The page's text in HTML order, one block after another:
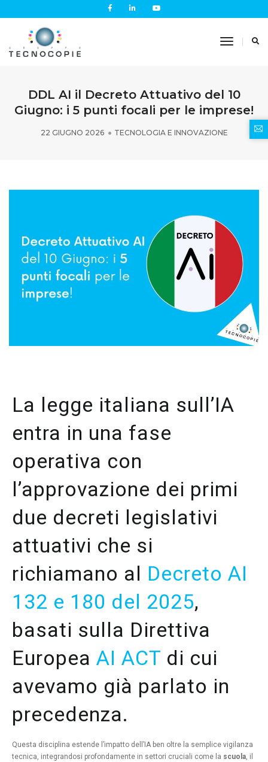
Toggle
DDL AI il Decreto Attuativo del 10
Giugno: i 5 punti focali per le imprese!
22 GIUGNO 2026 TECNOLOGIA E INNOVAZIONE
La legge italiana sull’IA
entra in una fase
operativa con
l’approvazione dei primi
due decreti legislativi
attuativi che si
richiamano al Decreto AI
132 e 180 del 2025,
basati sulla Direttiva
Europea AI ACT di cui
avevamo già parlato in
precedenza.
Questa disciplina estende l’impatto dell’IA ben oltre la semplice vigilanza
tecnica, integrandosi profondamente in settori cruciali come la scuola, il